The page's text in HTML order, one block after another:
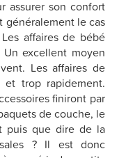
assurer son confort
généralement le cas
affaires de bébé
excellent moyen
Les affaires de
et trop rapidement.
finiront par
de couche, le
puis que dire de la
? Il est donc